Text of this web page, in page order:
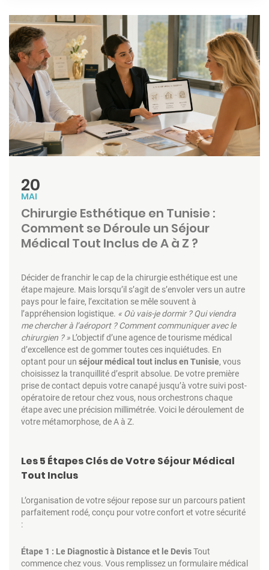
20
MAI
Chirurgie Esthétique en Tunisie :
Comment se Déroule un Séjour
Médical Tout Inclus de A à Z ?
Décider de franchir le cap de la chirurgie esthétique est une
étape majeure. Mais lorsqu’il s’agit de s’envoler vers un autre
pays pour le faire, l’excitation se mêle souvent à
l’appréhension logistique. « Où vais-je dormir ? Qui viendra
me chercher à l’aéroport ? Comment communiquer avec le
chirurgien ? » L’objectif d’une agence de tourisme médical
d’excellence est de gommer toutes ces inquiétudes. En
optant pour un séjour médical tout inclus en Tunisie, vous
choisissez la tranquillité d’esprit absolue. De votre première
prise de contact depuis votre canapé jusqu’à votre suivi post-
opératoire de retour chez vous, nous orchestrons chaque
étape avec une précision millimétrée. Voici le déroulement de
votre métamorphose, de A à Z.
Les 5 Étapes Clés de Votre Séjour Médical
Tout Inclus
L’organisation de votre séjour repose sur un parcours patient
parfaitement rodé, conçu pour votre confort et votre sécurité
:
Étape 1 : Le Diagnostic à Distance et le DevisTout
commence chez vous. Vous remplissez un formulaire médical